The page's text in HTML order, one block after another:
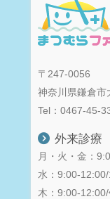
〒247-0056
神奈川県鎌倉
Tel：0467-45-
外来診療
月・火・金：
水：9:00-
木：9:00-